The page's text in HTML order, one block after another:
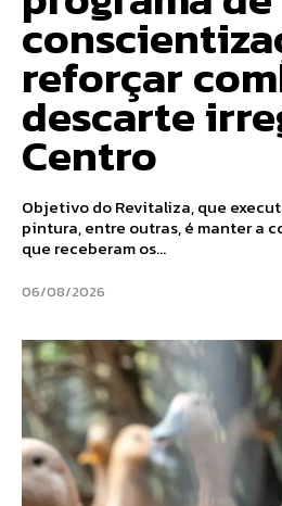
reforçar
descarte
Centro
Objetivo do Revitaliza, que
pintura, entre outras, é manter a
que receberam os...
06/08/2026